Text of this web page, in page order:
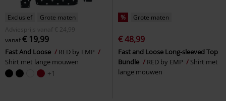
Exclusief
Grote maten
Adviesprijs
vanaf € 24,99
vanaf€ 19,99
Fast And Loose
RED by EMP
Shirt met lange mouwen
+1
% Grote maten
€ 48,99
Fast and Loose Long-sleeved Top
Bundle
RED by EMP
Shirt met
lange mouwen